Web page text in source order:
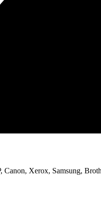
Xerox, Samsung,